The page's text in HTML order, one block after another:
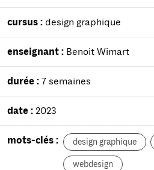
cursus : design graphique
enseignant : Benoit Wimart
durée : 7 semaines
date : 2023
mots-clés : design graphique
webdesign